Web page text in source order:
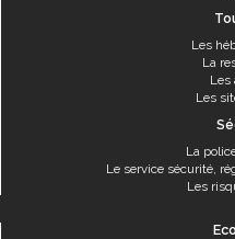
Les
La
Les
Les
La
Le service sécurité,
Les